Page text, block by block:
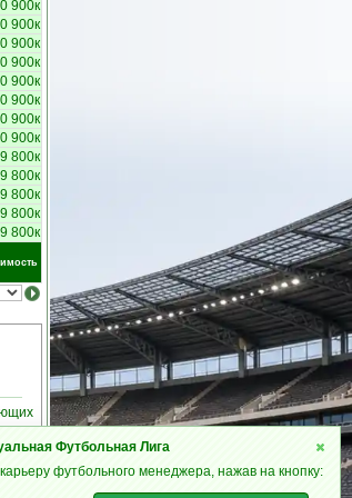
900к
900к
900к
900к
900к
900к
900к
900к
800к
800к
800к
800к
800к
Футбольная Лига
футбольного менеджера, нажав на кнопку: